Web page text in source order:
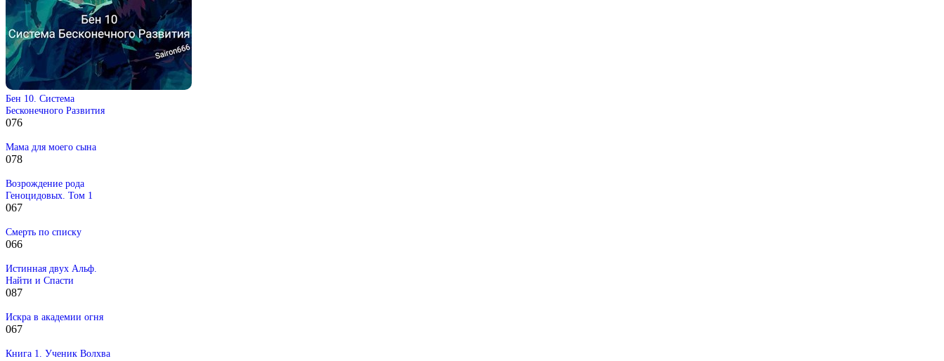
Бен 10. Система
Бесконечного Развития
076
Мама для моего сына
078
Возрождение рода
Геноцидовых. Том 1
067
Смерть по списку
066
Истинная двух Альф.
Найти и Спасти
087
Искра в академии огня
067
Книга 1. Ученик Волхва